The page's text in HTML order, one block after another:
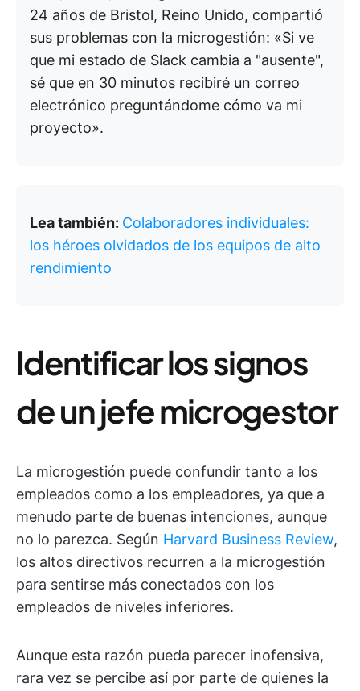
24 años de Bristol, Reino Unido, compartió
sus problemas con la microgestión: «Si ve
que mi estado de Slack cambia a "ausente",
sé que en 30 minutos recibiré un correo
electrónico preguntándome cómo va mi
proyecto».
Lea también: Colaboradores individuales:
los héroes olvidados de los equipos de alto
rendimiento
Identificar los signos
de un jefe microgestor
La microgestión puede confundir tanto a los
empleados como a los empleadores, ya que a
menudo parte de buenas intenciones, aunque
no lo parezca. Según Harvard Business Review,
los altos directivos recurren a la microgestión
para sentirse más conectados con los
empleados de niveles inferiores.
Aunque esta razón pueda parecer inofensiva,
rara vez se percibe así por parte de quienes la